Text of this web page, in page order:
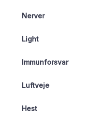
Nerver
Light
Immunforsvar
Luftveje
Hest